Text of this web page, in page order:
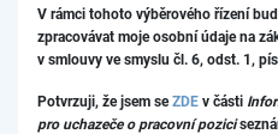
V rámci tohoto výběrového řízení
zpracovávat moje osobní údaje na
v smlouvy ve smyslu čl. 6, odst. 1,
Potvrzuji, že jsem seZDE v části
pro uchazeče o pracovní pozici